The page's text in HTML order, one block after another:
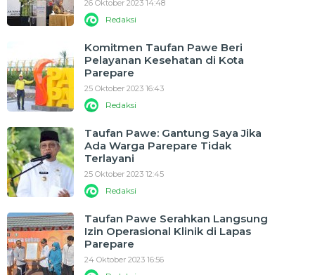
26 Oktober 2023 14:48
Redaksi
Komitmen Taufan Pawe Beri
Pelayanan Kesehatan di Kota
Parepare
25 Oktober 2023 16:43
Redaksi
Taufan Pawe: Gantung Saya Jika
Ada Warga Parepare Tidak
Terlayani
25 Oktober 2023 12:45
Redaksi
Taufan Pawe Serahkan Langsung
Izin Operasional Klinik di Lapas
Parepare
24 Oktober 2023 16:56